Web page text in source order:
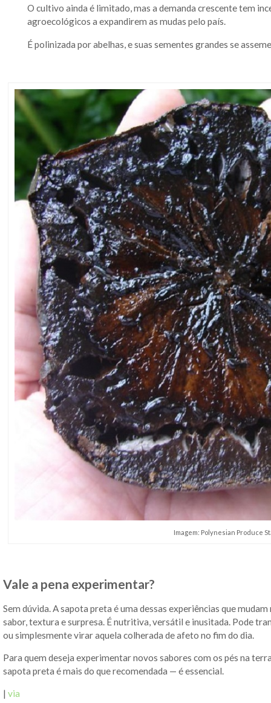
O cultivo ainda é limitado, mas a demanda crescente tem
agroecológicos a expandirem as mudas pelo país.
É polinizada por abelhas, e suas sementes grandes se
Imagem: Polynesian Produce
Vale a pena experimentar?
Sem dúvida. A sapota preta é uma dessas experiências que
sabor, textura e surpresa. É nutritiva, versátil e inusitada. Pode
ou simplesmente virar aquela colherada de afeto no fim do dia.
Para quem deseja experimentar novos sabores com os pés na
sapota preta é mais do que recomendada — é essencial.
| via